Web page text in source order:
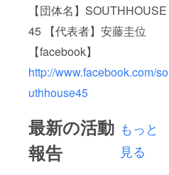
【団体名】SOUTHHOUSE
45 【代表者】安藤圭位
【facebook】
http://www.facebook.com/so
uthhouse45
最新の活動
報告
もっと
見る